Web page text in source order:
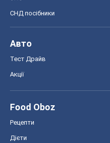
СНД посібники
Авто
Тест Драйв
Акції
Food Oboz
Рецепти
Дієти